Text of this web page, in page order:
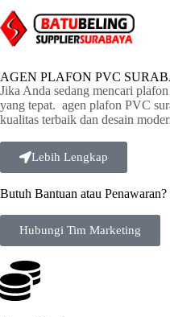
AGEN PLAFON PVC
Jika Anda sedang mencari
yang tepat. agen plafon PVC
kualitas terbaik dan desain
Lebih Lengkap
Butuh Bantuan atau
Hubungi Tim Marketing